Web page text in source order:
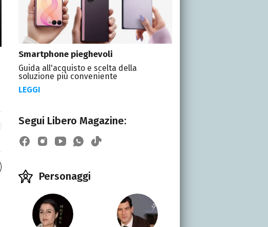
Smartphone pieghevoli
Guida all'acquisto e scelta della
soluzione più conveniente
LEGGI
Segui Libero Magazine:
Personaggi